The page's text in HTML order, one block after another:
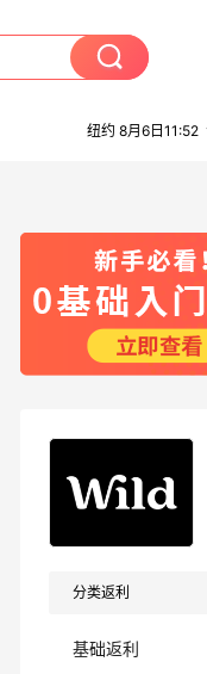
纽约 8月6日11:52
分类返利
基础返利